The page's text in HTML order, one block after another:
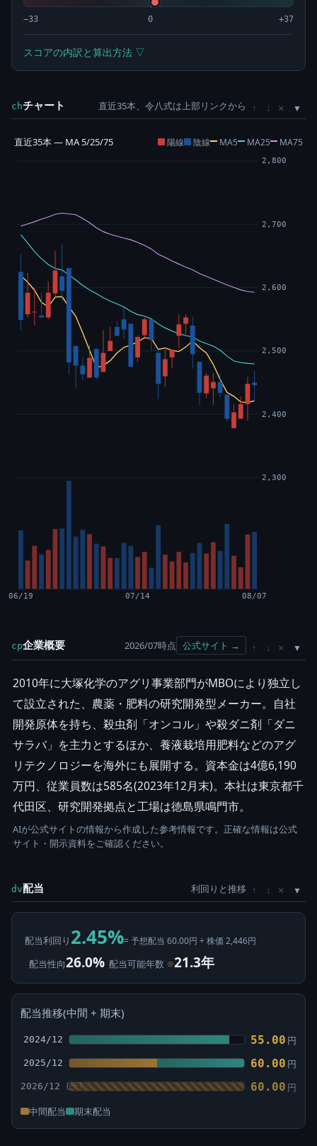
−33 0 +37
スコアの内訳と算出方法 ▽
chチャート 直近35本、令八式は上部リンクから ↑ ↓ ×
直近35本 — MA 5/25/75 陽線 陰線 MA5 MA25 MA75
2,300
2,400
2,500
2,600
2,700
2,800
06/19 07/14 08/07
cp企業概要 2026/07時点 公式サイト → ↑ ↓ ×
2010年に大塚化学のアグリ事業部門がMBOにより独立し
て設立された、農薬・肥料の研究開発型メーカー。自社
開発原体を持ち、殺虫剤「オンコル」や殺ダニ剤「ダニ
サラバ」を主力とするほか、養液栽培用肥料などのアグ
リテクノロジーを海外にも展開する。資本金は4億6,190
万円、従業員数は585名(2023年12月末)。本社は東京都千
代田区、研究開発拠点と工場は徳島県鳴門市。
AIが公式サイトの情報から作成した参考情報です。正確な情報は公式
サイト・開示資料をご確認ください。
dv配当 利回りと推移 ↑ ↓ ×
配当利回り 2.45%= 予想配当 60.00円 ÷ 株価 2,446円
配当性向26.0% 配当可能年数 ⊙21.3年
配当推移(中間 + 期末)
2024/12 55.00 円
2025/12 60.00 円
2026/12 60.00 円
中間配当 期末配当